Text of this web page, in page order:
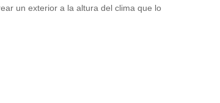
un exterior a la altura del clima que lo